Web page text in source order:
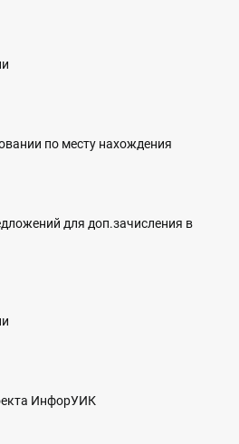
по месту нахождения
для доп.зачисления в
ИнфорУИК